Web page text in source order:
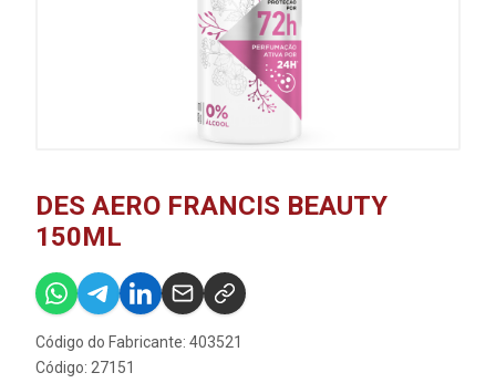
DES AERO FRANCIS BEAUTY
150ML
Código do Fabricante: 403521
Código: 27151